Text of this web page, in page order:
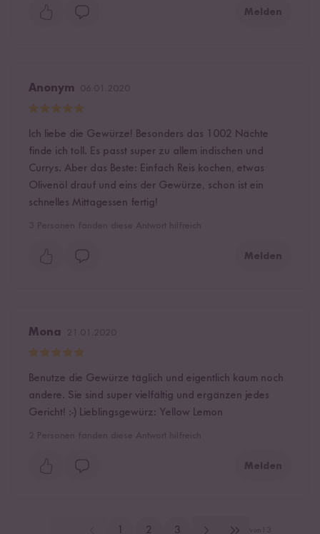
Melden
Anonym
Ich liebe die Gewürze! Besonders das 1002 Nächte
finde ich toll. Es passt super zu allem indischen und
Currys. Aber das Beste: Einfach Reis kochen, etwas
Olivenöl drauf und eins der Gewürze, schon ist ein
schnelles Mittagessen fertig!
Melden
Mona
Benutze die Gewürze täglich und eigentlich kaum noch
andere. Sie sind super vielfältig und ergänzen jedes
Gericht! :-) Lieblingsgewürz: Yellow Lemon
Melden
2 3